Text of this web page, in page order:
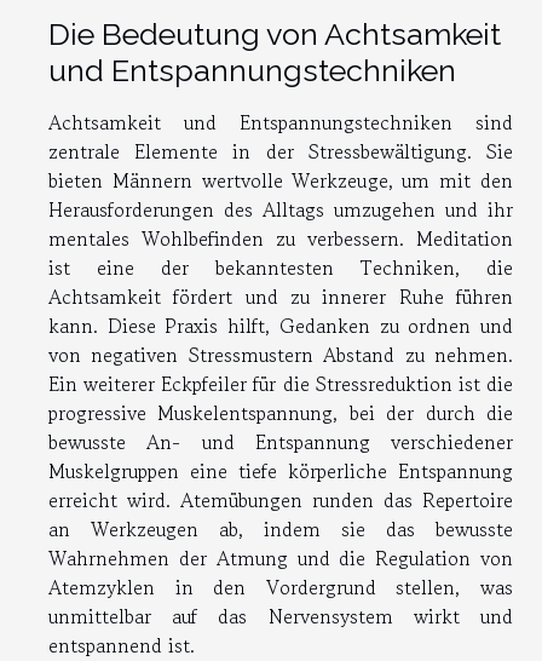
Die Bedeutung von Achtsamkeit
und Entspannungstechniken
Achtsamkeit und Entspannungstechniken sind
zentrale Elemente in der Stressbewältigung. Sie
bieten Männern wertvolle Werkzeuge, um mit den
Herausforderungen des Alltags umzugehen und ihr
mentales Wohlbefinden zu verbessern. Meditation
ist eine der bekanntesten Techniken, die
Achtsamkeit fördert und zu innerer Ruhe führen
kann. Diese Praxis hilft, Gedanken zu ordnen und
von negativen Stressmustern Abstand zu nehmen.
Ein weiterer Eckpfeiler für die Stressreduktion ist die
progressive Muskelentspannung, bei der durch die
bewusste An- und Entspannung verschiedener
Muskelgruppen eine tiefe körperliche Entspannung
erreicht wird. Atemübungen runden das Repertoire
an Werkzeugen ab, indem sie das bewusste
Wahrnehmen der Atmung und die Regulation von
Atemzyklen in den Vordergrund stellen, was
unmittelbar auf das Nervensystem wirkt und
entspannend ist.